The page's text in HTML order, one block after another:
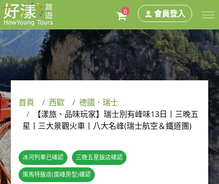
0 會員登入
首頁 西歐
德國．瑞士
【漾旅、品味玩家】瑞士別有峰味13日丨三晚五
星丨三大景觀火車丨八大名峰(瑞士航空＆鐵道團)
冰河列車已確認 三晚五星飯店確認
策馬特飯店(面峰房型)確認